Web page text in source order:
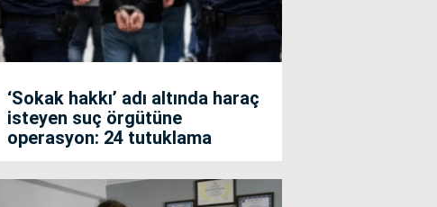
‘Sokak hakkı’ adı altında haraç
isteyen suç örgütüne
operasyon: 24 tutuklama